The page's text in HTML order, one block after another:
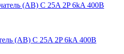
(АВ) C 25A 2P 6kA 400В